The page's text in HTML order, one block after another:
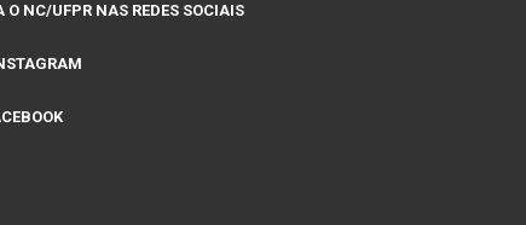
O NC/UFPR NAS REDES SOCIAIS